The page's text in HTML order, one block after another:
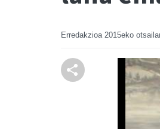
Erredakzioa 2015eko